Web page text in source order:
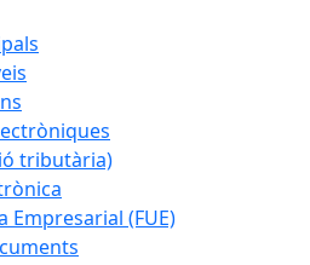
tributària)
Empresarial (FUE)